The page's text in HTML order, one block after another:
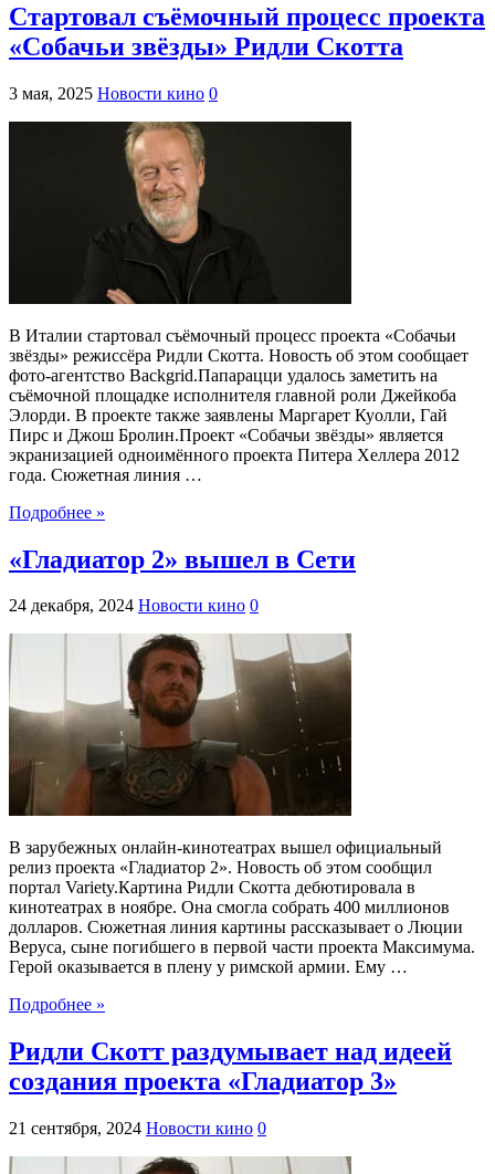
Стартовал съёмочный процесс проекта
«Собачьи звёзды» Ридли Скотта
3 мая, 2025 Новости кино 0
В Италии стартовал съёмочный процесс проекта «Собачьи
звёзды» режиссёра Ридли Скотта. Новость об этом сообщает
фото-агентство Backgrid.Папарацци удалось заметить на
съёмочной площадке исполнителя главной роли Джейкоба
Элорди. В проекте также заявлены Маргарет Куолли, Гай
Пирс и Джош Бролин.Проект «Собачьи звёзды» является
экранизацией одноимённого проекта Питера Хеллера 2012
года. Сюжетная линия …
Подробнее »
«Гладиатор 2» вышел в Сети
24 декабря, 2024 Новости кино 0
В зарубежных онлайн-кинотеатрах вышел официальный
релиз проекта «Гладиатор 2». Новость об этом сообщил
портал Variety.Картина Ридли Скотта дебютировала в
кинотеатрах в ноябре. Она смогла собрать 400 миллионов
долларов. Сюжетная линия картины рассказывает о Люции
Веруса, сыне погибшего в первой части проекта Максимума.
Герой оказывается в плену у римской армии. Ему …
Подробнее »
Ридли Скотт раздумывает над идеей
создания проекта «Гладиатор 3»
21 сентября, 2024 Новости кино 0